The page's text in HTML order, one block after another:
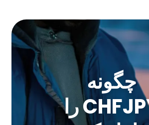
چگونه
CHFJPY را